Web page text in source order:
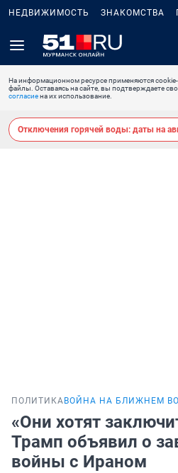
НЕДВИЖИМОСТЬ ЗНАКОМСТВА
На информационном ресурсе применяются cookie-
файлы. Оставаясь на сайте, вы подтверждаете
согласиена их использование.
Отключения горячей воды: даты на
ПОЛИТИКА ВОЙНА НА БЛИЖНЕМ
«Они хотят
Трамп объявил о
войны с Ираном